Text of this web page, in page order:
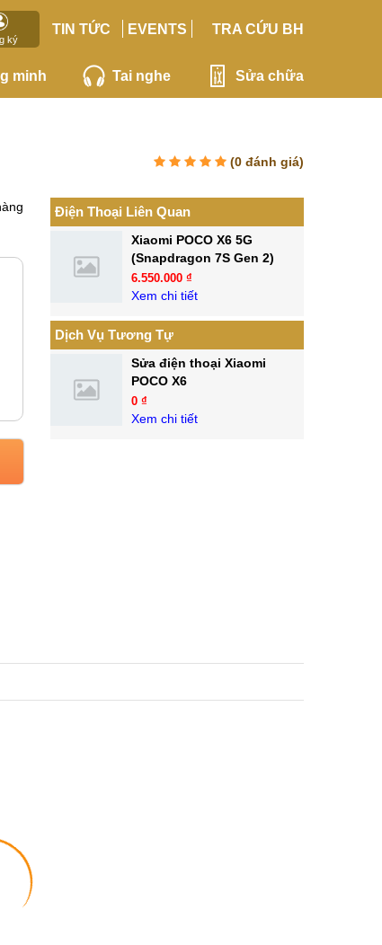
ký
TIN TỨC EVENTS TRA CỨU BH
minh Tai nghe Sửa chữa
(0 đánh giá)
Điện Thoại Liên Quan
Xiaomi POCO X6 5G
(Snapdragon 7S Gen 2)
6.550.000 ₫
Xem chi tiết
Dịch Vụ Tương Tự
Sửa điện thoại Xiaomi
POCO X6
0 ₫
Xem chi tiết